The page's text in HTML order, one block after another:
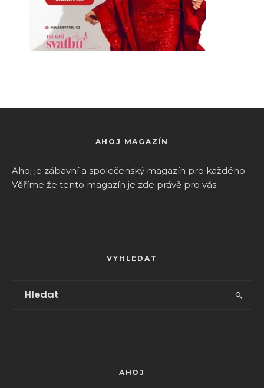
AHOJ MAGAZÍN
Ahoj je zábavní a společenský magazín pro každého.
Věříme že tento magazín je zde právě pro vás.
VYHLEDAT
AHOJ